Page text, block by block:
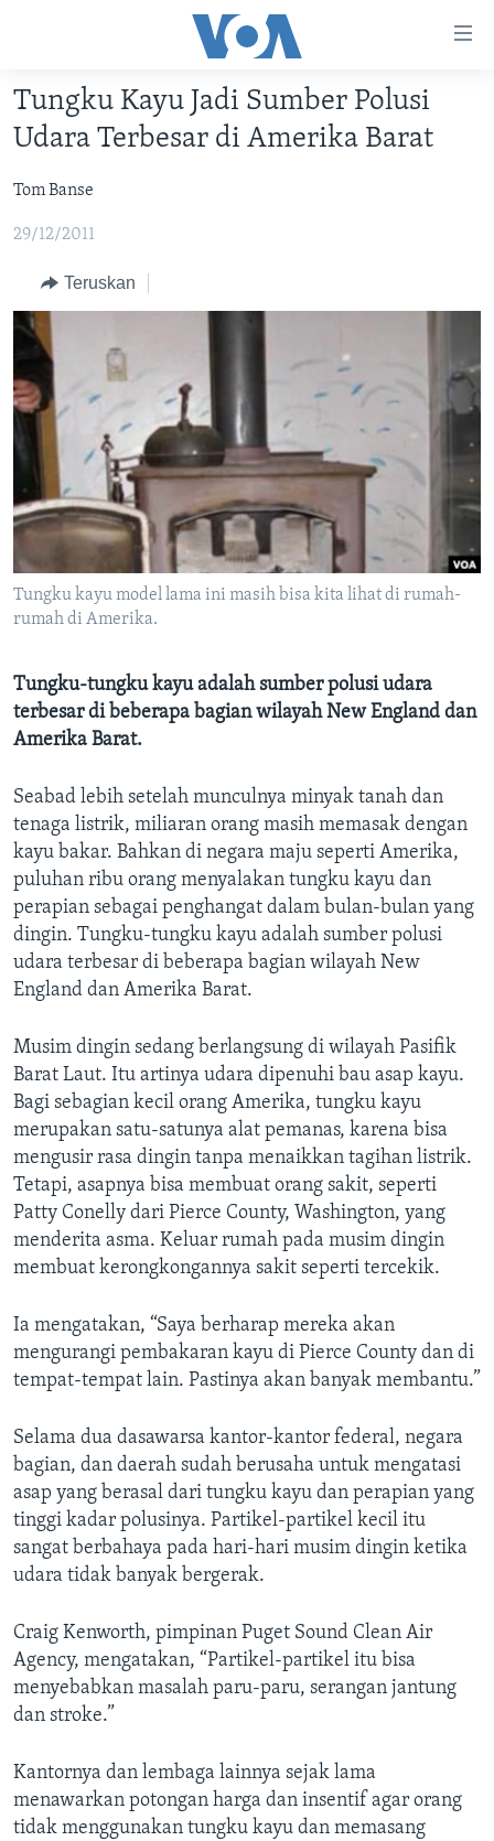
Akses
Lanjut
ke
Konten
Lanjut
Navigasi
Utama
Lanjut
ke
Pencarian
BERANDA
VIDEO
POLYGRAPH
DAFTAR PROGRAM
Learning English
IKUTI KAMI
Bahasa-bahasa
Tungku Kayu Jadi Sumber Polusi
Udara Terbesar di Amerika Barat
Tom Banse
29/12/2011
Teruskan
Tungku kayu model lama ini masih bisa kita lihat di rumah-
rumah di Amerika.
Tungku-tungku kayu adalah sumber polusi udara
terbesar di beberapa bagian wilayah New England dan
Amerika Barat.
Seabad lebih setelah munculnya minyak tanah dan
tenaga listrik, miliaran orang masih memasak dengan
kayu bakar. Bahkan di negara maju seperti Amerika,
puluhan ribu orang menyalakan tungku kayu dan
perapian sebagai penghangat dalam bulan-bulan yang
dingin. Tungku-tungku kayu adalah sumber polusi
udara terbesar di beberapa bagian wilayah New
England dan Amerika Barat.
Musim dingin sedang berlangsung di wilayah Pasifik
Barat Laut. Itu artinya udara dipenuhi bau asap kayu.
Bagi sebagian kecil orang Amerika, tungku kayu
merupakan satu-satunya alat pemanas, karena bisa
mengusir rasa dingin tanpa menaikkan tagihan listrik.
Tetapi, asapnya bisa membuat orang sakit, seperti
Patty Conelly dari Pierce County, Washington, yang
menderita asma. Keluar rumah pada musim dingin
membuat kerongkongannya sakit seperti tercekik.
Ia mengatakan, “Saya berharap mereka akan
mengurangi pembakaran kayu di Pierce County dan di
tempat-tempat lain. Pastinya akan banyak membantu.”
Selama dua dasawarsa kantor-kantor federal, negara
bagian, dan daerah sudah berusaha untuk mengatasi
asap yang berasal dari tungku kayu dan perapian yang
tinggi kadar polusinya. Partikel-partikel kecil itu
sangat berbahaya pada hari-hari musim dingin ketika
udara tidak banyak bergerak.
Craig Kenworth, pimpinan Puget Sound Clean Air
Agency, mengatakan, “Partikel-partikel itu bisa
menyebabkan masalah paru-paru, serangan jantung
dan stroke.”
Kantornya dan lembaga lainnya sejak lama
menawarkan potongan harga dan insentif agar orang
tidak menggunakan tungku kayu dan memasang